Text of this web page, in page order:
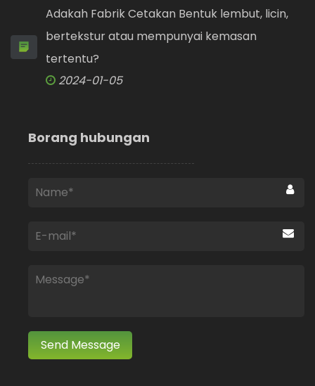
Adakah Fabrik Cetakan Bentuk lembut, licin,
bertekstur atau mempunyai kemasan
tertentu?
2024-01-05
Borang hubungan